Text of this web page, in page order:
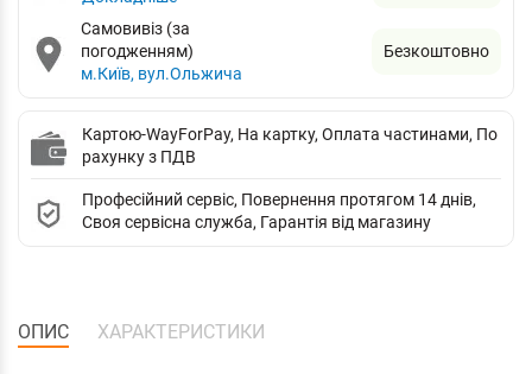
Самовивіз (за
погодженням)
м.Київ, вул.Ольжича
Безкоштовно
Картою-WayForPay, На картку, Оплата частинами, По
рахунку з ПДВ
Професійний сервіс, Повернення протягом 14 днів,
Своя сервісна служба, Гарантія від магазину
ОПИС ХАРАКТЕРИСТИКИ